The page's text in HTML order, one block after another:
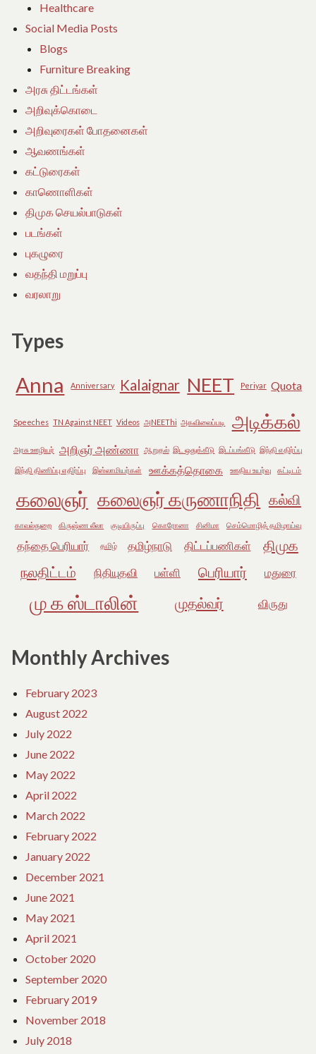
Healthcare
Social Media Posts
Blogs
Furniture Breaking
அரசு திட்டங்கள்
அறிவுக்கொடை
அறிவுரைகள் போதனைகள்
ஆவணங்கள்
கட்டுரைகள்
காணொளிகள்
திமுக செயல்பாடுகள்
படங்கள்
புகழுரை
வதந்தி மறுப்பு
வரலாறு
Types
Anna Anniversary Kalaignar NEET Periyar Quota
Speeches TN Against NEET Videos அNEEThi அகவிலைப்படி அடிக்கல்
அரசு ஊழியர் அறிஞர் அண்ணா ஆறுதல் இட ஒதுக்கீடு இடப்பங்கீடு இந்தி எதிர்ப்பு
இந்தி திணிப்பு எதிர்ப்பு இஸ்லாமியர்கள் ஊக்கத்தொகை ஊதிய உயர்வு கட்டிடம்
கலைஞர் கலைஞர் கருணாநிதி கல்வி
காவல்துறை கிருஷ்ண லீலா குடியிருப்பு கொரோனா சினிமா செம்மொழித் தமிழாய்வு
தந்தை பெரியார் தமிழ் தமிழ்நாடு திட்டப்பணிகள்
திமுக
நலதிட்டம்
நிதியுதவி பள்ளி பெரியார் மதுரை
மு க ஸ்டாலின் முதல்வர் விருது
Monthly Archives
February 2023
August 2022
July 2022
June 2022
May 2022
April 2022
March 2022
February 2022
January 2022
December 2021
June 2021
May 2021
April 2021
October 2020
September 2020
February 2019
November 2018
July 2018